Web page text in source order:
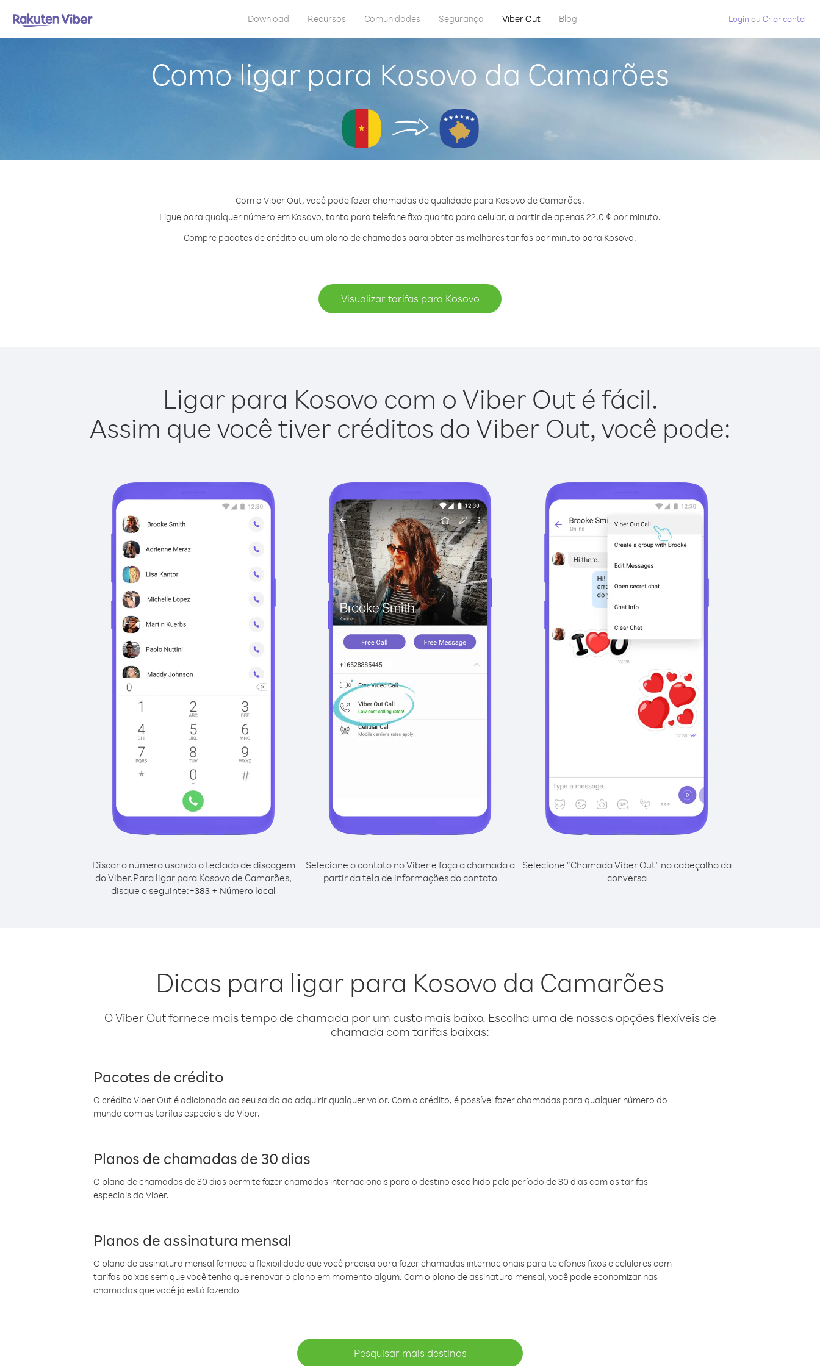
Download Recursos Comunidades Segurança Viber Out Blog Login ou Criar conta
Como ligar para Kosovo da Camarões
Com o Viber Out, você pode fazer chamadas de qualidade para Kosovo de Camarões.
Ligue para qualquer número em Kosovo, tanto para telefone fixo quanto para celular, a partir de apenas 22.0 ¢ por minuto.
Compre pacotes de crédito ou um plano de chamadas para obter as melhores tarifas por minuto para Kosovo.
Visualizar tarifas para Kosovo
Ligar para Kosovo com o Viber Out é fácil.
Assim que você tiver créditos do Viber Out, você pode:
Discar o número usando o teclado de discagem
do Viber.Para ligar para Kosovo de Camarões,
disque o seguinte:+383 + Número local
Selecione o contato no Viber e faça a chamada a
partir da tela de informações do contato
Selecione “Chamada Viber Out” no cabeçalho da
conversa
Dicas para ligar para Kosovo da Camarões
O Viber Out fornece mais tempo de chamada por um custo mais baixo. Escolha uma de nossas opções flexíveis de
chamada com tarifas baixas:
Pacotes de crédito
O crédito Viber Out é adicionado ao seu saldo ao adquirir qualquer valor. Com o crédito, é possível fazer chamadas para qualquer número do
mundo com as tarifas especiais do Viber.
Planos de chamadas de 30 dias
O plano de chamadas de 30 dias permite fazer chamadas internacionais para o destino escolhido pelo período de 30 dias com as tarifas
especiais do Viber.
Planos de assinatura mensal
O plano de assinatura mensal fornece a flexibilidade que você precisa para fazer chamadas internacionais para telefones fixos e celulares com
tarifas baixas sem que você tenha que renovar o plano em momento algum. Com o plano de assinatura mensal, você pode economizar nas
chamadas que você já está fazendo
Pesquisar mais destinos